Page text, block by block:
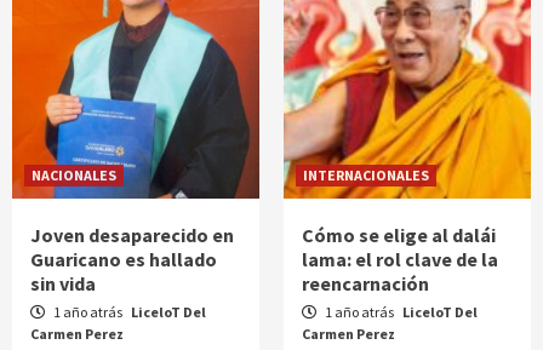
NACIONALES
Joven desaparecido en
Guaricano es hallado
sin vida
1 año atrás LiceloT Del
Carmen Perez
INTERNACIONALES
Cómo se elige al dalái
lama: el rol clave de la
reencarnación
1 año atrás LiceloT Del
Carmen Perez